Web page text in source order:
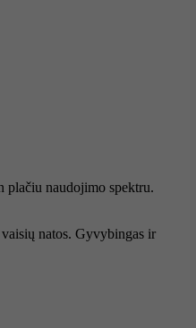
plačiu naudojimo spektru.
natos. Gyvybingas ir